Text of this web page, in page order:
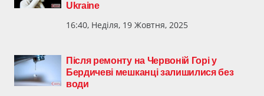
Ukraine
16:40, Неділя, 19 Жовтня, 2025
Після ремонту на Червоній Горі у
Бердичеві мешканці залишилися без
води